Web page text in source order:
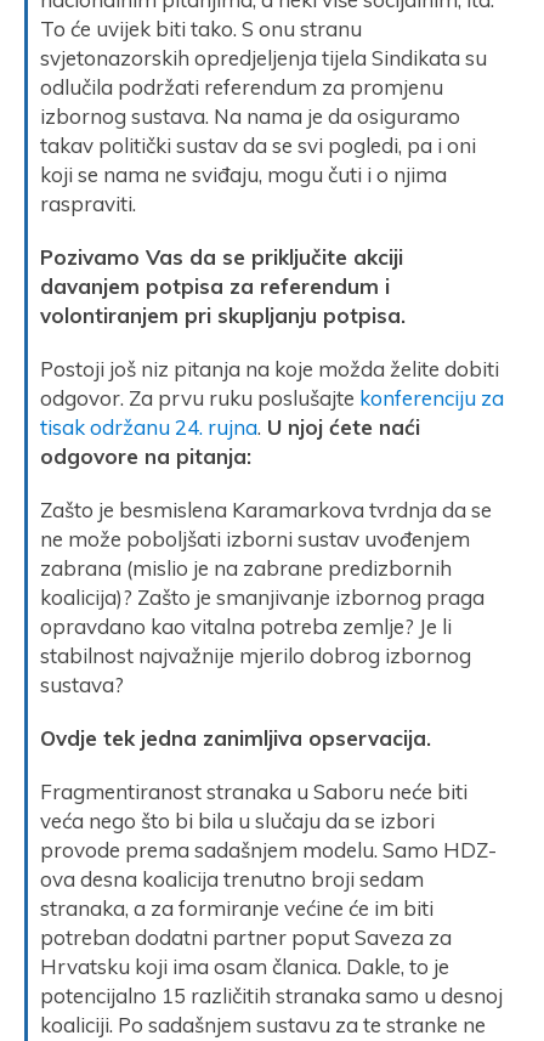
To će uvijek biti tako. S onu stranu
svjetonazorskih opredjeljenja tijela Sindikata su
odlučila podržati referendum za promjenu
izbornog sustava. Na nama je da osiguramo
takav politički sustav da se svi pogledi, pa i oni
koji se nama ne sviđaju, mogu čuti i o njima
raspraviti.
Pozivamo Vas da se priključite akciji
davanjem potpisa za referendum i
volontiranjem pri skupljanju potpisa.
Postoji još niz pitanja na koje možda želite dobiti
odgovor. Za prvu ruku poslušajte konferenciju za
tisak održanu 24. rujna. U njoj ćete naći
odgovore na pitanja:
Zašto je besmislena Karamarkova tvrdnja da se
ne može poboljšati izborni sustav uvođenjem
zabrana (mislio je na zabrane predizbornih
koalicija)? Zašto je smanjivanje izbornog praga
opravdano kao vitalna potreba zemlje? Je li
stabilnost najvažnije mjerilo dobrog izbornog
sustava?
Ovdje tek jedna zanimljiva opservacija.
Fragmentiranost stranaka u Saboru neće biti
veća nego što bi bila u slučaju da se izbori
provode prema sadašnjem modelu. Samo HDZ-
ova desna koalicija trenutno broji sedam
stranaka, a za formiranje većine će im biti
potreban dodatni partner poput Saveza za
Hrvatsku koji ima osam članica. Dakle, to je
potencijalno 15 različitih stranaka samo u desnoj
koaliciji. Po sadašnjem sustavu za te stranke ne